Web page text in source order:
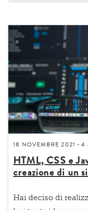
18 NOVEMBRE 2021 -4
HTML, CSS e
creazione di un
Hai deciso di